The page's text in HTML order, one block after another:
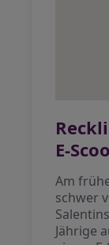
E-
Am
schwer
Jährige